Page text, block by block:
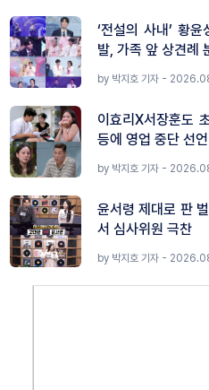
‘전설의 사내’ 황
발, 가족 앞 상견례
by 박지호 기자 -
이효리X서장훈도
등에 영업 중단 선언
by 박지호 기자 -
윤서령 제대로 판
서 심사위원 극찬
by 박지호 기자 -